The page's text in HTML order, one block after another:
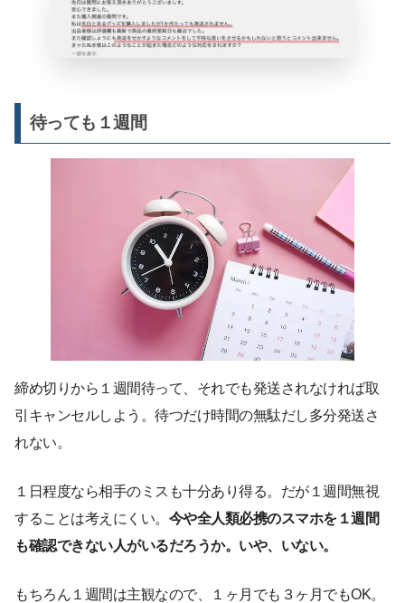
待っても１週間
締め切りから１週間待って、それでも発送されなければ取
引キャンセルしよう。待つだけ時間の無駄だし多分発送さ
れない。
１日程度なら相手のミスも十分あり得る。だが１週間無視
することは考えにくい。 今や全人類必携のスマホを１週間
も確認できない人がいるだろうか。いや、いない。
もちろん１週間は主観なので、１ヶ月でも３ヶ月でもOK。